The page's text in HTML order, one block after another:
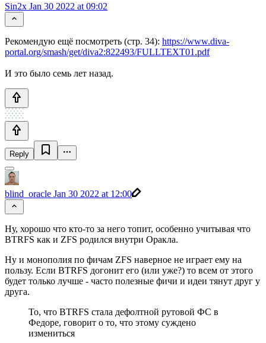
Sin2x Jan 30 2022 at 09:02
Рекомендую ещё посмотреть (стр. 34): https://www.diva-
portal.org/smash/get/diva2:822493/FULLTEXT01.pdf
И это было семь лет назад.
Reply
blind_oracle Jan 30 2022 at 12:00
Ну, хорошо что кто-то за него топит, особенно учитывая что
BTRFS как и ZFS родился внутри Оракла.
Ну и монополия по фичам ZFS наверное не играет ему на
пользу. Если BTRFS догонит его (или уже?) то всем от этого
будет только лучше - часто полезные фичи и идеи тянут друг у
друга.
То, что BTRFS стала дефолтной рутовой ФС в
Федоре, говорит о то, что этому суждено
измениться